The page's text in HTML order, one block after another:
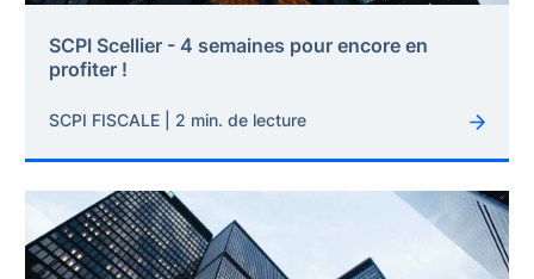
SCPI Scellier - 4 semaines pour encore en
profiter !
SCPI FISCALE | 2 min. de lecture